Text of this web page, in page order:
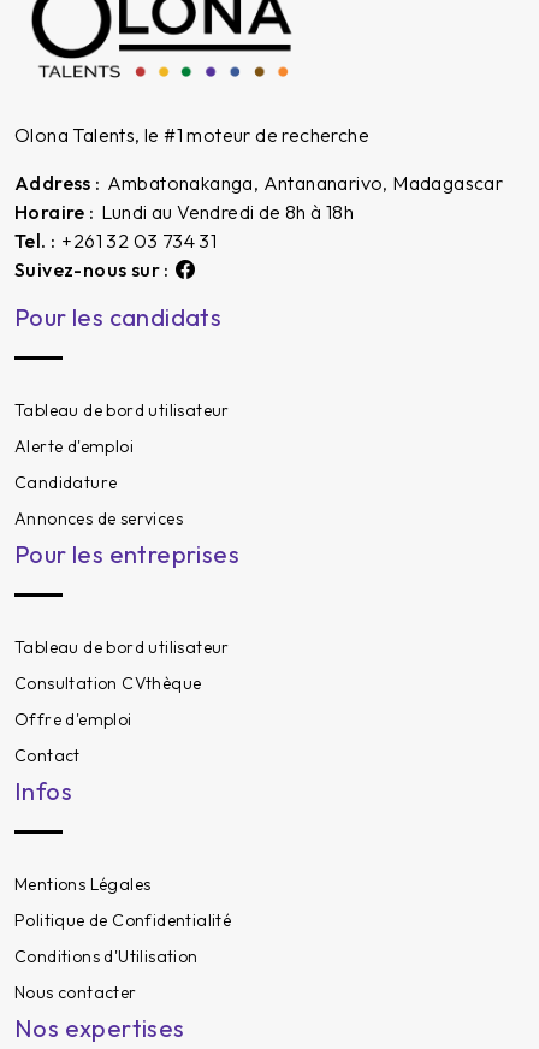
Olona Talents, le#1 moteur de recherche
Address : Ambatonakanga, Antananarivo, Madagascar
Horaire : Lundi au Vendredi de 8h à 18h
Tel. : +261 32 03 734 31
Suivez-nous sur :
Pour les candidats
Tableau de bord utilisateur
Alerte d'emploi
Candidature
Annonces de services
Pour les entreprises
Tableau de bord utilisateur
Consultation CVthèque
Offre d'emploi
Contact
Infos
Mentions Légales
Politique de Confidentialité
Conditions d'Utilisation
Nous contacter
Nos expertises